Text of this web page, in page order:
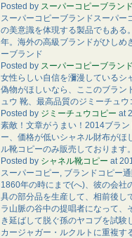
Posted by スーパーコピーブランド
スーパーコピーブランドスーパー
の美意識を体現する製品でもある
年。海外の高級ブランドがひしめ
ーブランド
Posted by スーパーコピーブランド
女性らしい自信を瀰漫しているシ
偽物がほしいなら、ここのブラン
ュウ 靴、最高品質のジミーチュウ
Posted by ジミーチュウコピー at
素敵！文章がうまい！2014ブラ
ー、価格が低いシャネル財布がほ
ル靴コピーのみ販売しております。
Posted by シャネル靴コピー at
スーパーコピー, ブランドコピー
1860年の時にまで(へ)、彼の会社
具の部分品を生産して、相前後し
ラ山脈の谷中の提唱者になって、
き延ばして脱ぐ孫のヤコブを試
カージャガー・ルクルトに重複す